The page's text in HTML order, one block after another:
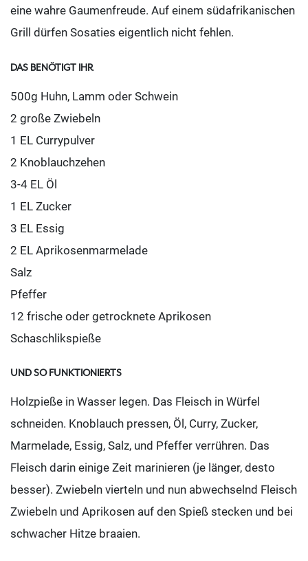
eine wahre Gaumenfreude. Auf einem südafrikanischen
Grill dürfen Sosaties eigentlich nicht fehlen.
DAS BENÖTIGT IHR
500g Huhn, Lamm oder Schwein
2 große Zwiebeln
1 EL Currypulver
2 Knoblauchzehen
3-4 EL Öl
1 EL Zucker
3 EL Essig
2 EL Aprikosenmarmelade
Salz
Pfeffer
12 frische oder getrocknete Aprikosen
Schaschlikspieße
UND SO FUNKTIONIERTS
Holzpieße in Wasser legen. Das Fleisch in Würfel
schneiden. Knoblauch pressen, Öl, Curry, Zucker,
Marmelade, Essig, Salz, und Pfeffer verrühren. Das
Fleisch darin einige Zeit marinieren (je länger, desto
besser). Zwiebeln vierteln und nun abwechselnd Fleisch
Zwiebeln und Aprikosen auf den Spieß stecken und bei
schwacher Hitze braaien.